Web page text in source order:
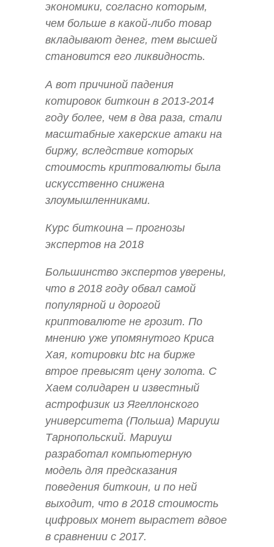
экономики, согласно которым,
чем больше в какой-либо товар
вкладывают денег, тем высшей
становится его ликвидность.
А вот причиной падения
котировок биткоин в 2013-2014
году более, чем в два раза, стали
масштабные хакерские атаки на
биржу, вследствие которых
стоимость криптовалюты была
искусственно снижена
злоумышленниками.
Курс биткоина – прогнозы
экспертов на 2018
Большинство экспертов уверены,
что в 2018 году обвал самой
популярной и дорогой
криптовалюте не грозит. По
мнению уже упомянутого Криса
Хая, котировки btc на бирже
втрое превысят цену золота. С
Хаем солидарен и известный
астрофизик из Ягеллонского
университета (Польша) Мариуш
Тарнопольский. Мариуш
разработал компьютерную
модель для предсказания
поведения биткоин, и по ней
выходит, что в 2018 стоимость
цифровых монет вырастет вдвое
в сравнении с 2017.